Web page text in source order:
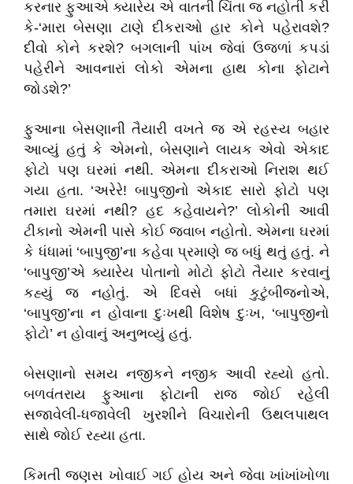
કરનાર ફુઆએ ક્યારેય એ વાતની ચિંતા જ નહોતી કરી
કે-‘મારા બેસણા ટાણે દીકરાઓ હાર કોને પહેરાવશે?
દીવો કોને કરશે? બગલાની પાંખ જેવાં ઉજળાં કપડાં
પહેરીને આવનારાં લોકો એમના હાથ કોના ફોટાને
જોડશે?’
ફુઆના બેસણાની તૈયારી વખતે જ એ રહસ્ય બહાર
આવ્યું હતું કે એમનો, બેસણાને લાયક એવો એકાદ
ફોટો પણ ઘરમાં નથી. એમના દીકરાઓ નિરાશ થઈ
ગયા હતા. ‘અરેરે! બાપુજીનો એકાદ સારો ફોટો પણ
તમારા ઘરમાં નથી? હદ કહેવાયને?’ લોકોની આવી
ટીકાનો એમની પાસે કોઈ જવાબ નહોતો. એમના ઘરમાં
કે ધંધામાં ‘બાપુજી’ના કહેવા પ્રમાણે જ બધું થતું હતું. ને
‘બાપુજી’એ ક્યારેય પોતાનો મોટો ફોટો તૈયાર કરવાનું
કહ્યું જ નહોતું. એ દિવસે બધાં કુટુંબીજનોએ,
‘બાપુજી’ના ન હોવાના દુઃખથી વિશેષ દુઃખ, ‘બાપુજીનો
ફોટો’ ન હોવાનું અનુભવ્યું હતું.
બેસણાનો સમય નજીકને નજીક આવી રહ્યો હતો.
બળવંતરાય ફુઆના ફોટાની રાજ જોઈ રહેલી
સજાવેલી-ધજાવેલી ખુરશીને વિચારોની ઉથલપાથલ
સાથે જોઈ રહ્યા હતા.
કિમતી જણસ ખોવાઈ ગઈ હોય અને જેવા ખાંખાંખોળા